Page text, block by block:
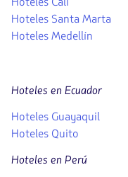
Hoteles Santa Marta
Hoteles Medellín
Hoteles en Ecuador
Hoteles Guayaquil
Hoteles Quito
Hoteles en Perú